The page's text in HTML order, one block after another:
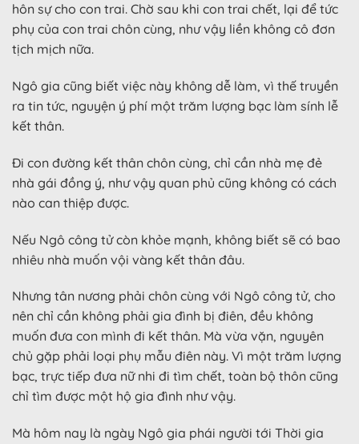
hôn sự cho con trai. Chờ sau khi con trai chết, lại để tức
phụ của con trai chôn cùng, như vậy liền không cô đơn
tịch mịch nữa.
Ngô gia cũng biết việc này không dễ làm, vì thế truyền
ra tin tức, nguyện ý phí một trăm lượng bạc làm sính lễ
kết thân.
Đi con đường kết thân chôn cùng, chỉ cần nhà mẹ đẻ
nhà gái đồng ý, như vậy quan phủ cũng không có cách
nào can thiệp được.
Nếu Ngô công tử còn khỏe mạnh, không biết sẽ có bao
nhiêu nhà muốn vội vàng kết thân đâu.
Nhưng tân nương phải chôn cùng với Ngô công tử, cho
nên chỉ cần không phải gia đình bị điên, đều không
muốn đưa con mình đi kết thân. Mà vừa vặn, nguyên
chủ gặp phải loại phụ mẫu điên này. Vì một trăm lượng
bạc, trực tiếp đưa nữ nhi đi tìm chết, toàn bộ thôn cũng
chỉ tìm được một hộ gia đình như vậy.
Mà hôm nay là ngày Ngô gia phái người tới Thời gia